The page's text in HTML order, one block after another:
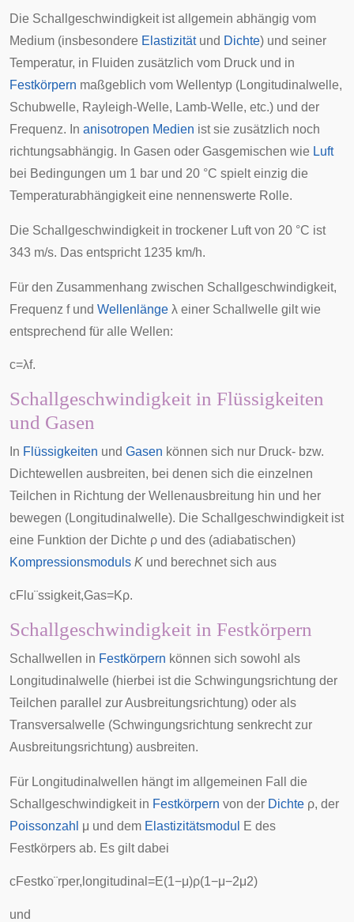
Die Schallgeschwindigkeit ist allgemein abhängig vom
Medium (insbesondere Elastizitätund Dichte) und seiner
Temperatur, in Fluiden zusätzlich vom Druck und in
Festkörpern maßgeblich vom Wellentyp (Longitudinalwelle,
Schubwelle, Rayleigh-Welle, Lamb-Welle, etc.) und der
Frequenz. In anisotropen Medien ist sie zusätzlich noch
richtungsabhängig. In Gasen oder Gasgemischen wie Luft
bei Bedingungen um 1 bar und 20 °C spielt einzig die
Temperaturabhängigkeit eine nennenswerte Rolle.
Die Schallgeschwindigkeit in trockener Luft von 20 °C ist
343 m/s. Das entspricht 1235 km/h.
Für den Zusammenhang zwischen Schallgeschwindigkeit,
Frequenz fund Wellenlänge λ einer Schallwelle gilt wie
entsprechend für alle Wellen:
c=λf.
Schallgeschwindigkeit in Flüssigkeiten
und Gasen
In Flüssigkeiten und Gasen können sich nur Druck- bzw.
Dichtewellen ausbreiten, bei denen sich die einzelnen
Teilchen in Richtung der Wellenausbreitung hin und her
bewegen (Longitudinalwelle). Die Schallgeschwindigkeit ist
eine Funktion der Dichte ρ und des (adiabatischen)
Kompressionsmoduls K und berechnet sich aus
cF u¨ssigkeit,Gas=Kρ.
Schallgeschwindigkeit in Festkörpern
Schallwellen in Festkörpern können sich sowohl als
Longitudinalwelle (hierbei ist die Schwingungsrichtung der
Teilchen parallel zur Ausbreitungsrichtung) oder als
Transversalwelle (Schwingungsrichtung senkrecht zur
Ausbreitungsrichtung) ausbreiten.
Für Longitudinalwellen hängt im allgemeinen Fall die
Schallgeschwindigkeit in Festkörpern von der Dichte ρ, der
Poissonzahl μ und dem Elastizitätsmodul E des
Festkörpers ab. Es gilt dabei
cFestko¨rper, ongitudina =E(1−μ)ρ(1−μ−2μ2)
und